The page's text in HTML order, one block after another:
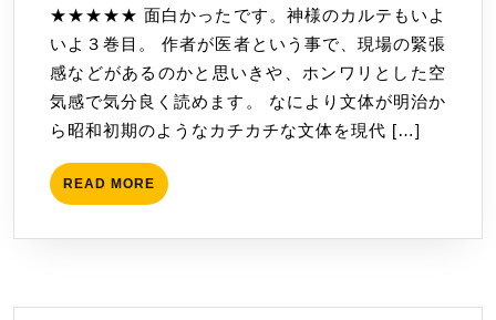
ル
テ
３
を
読
た
月
10
日
★★★★★ 面白かったです。神様のカルテもいよ
いよ３巻目。 作者が医者という事で、現場の緊張
感などがあるのかと思いきや、ホンワリとした空
気感で気分良く読めます。 なにより文体が明治か
ら昭和初期のようなカチカチな文体を現代 […]
READ MORE READ
MORE